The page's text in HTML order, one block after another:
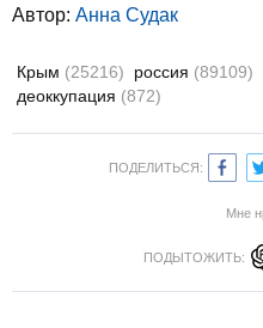
Автор: Анна Судак
Крым (25216) россия (89109)
деоккупация (872)
ПОДЕЛИТЬСЯ:
Мне
ПОДЫТОЖИТЬ: